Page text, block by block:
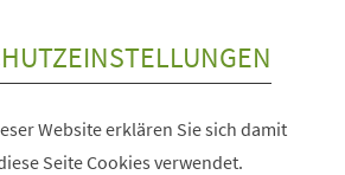
Website erklären Sie sich damit
Seite Cookies verwendet.